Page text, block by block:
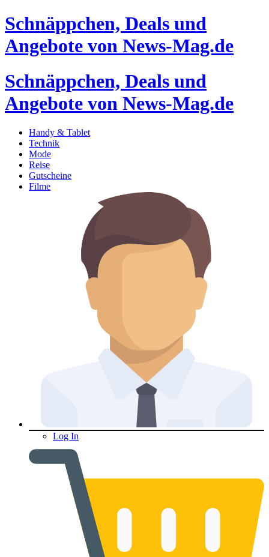
Schnäppchen, Deals und
Angebote von News-Mag.de
Schnäppchen, Deals und
Angebote von News-Mag.de
Handy & Tablet
Technik
Mode
Reise
Gutscheine
Filme
Log In